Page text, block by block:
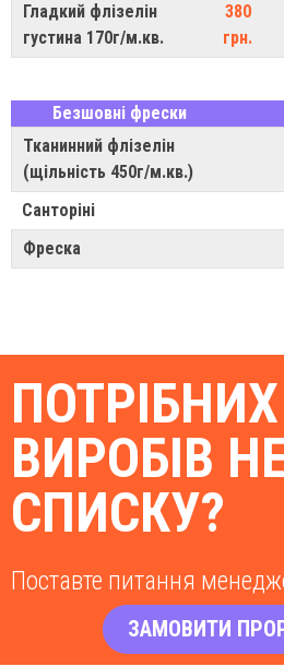
Гладкий флізелін
густина 170г/м.кв.
380
грн.
Безшовні фрески
Тканинний флізелін
(щільність 450г/м.кв.)
Санторіні
Фреска
ПОТРІБНИХ
ВИРОБІВ
СПИСКУ?
Поставте питання
ЗАМОВИТИ